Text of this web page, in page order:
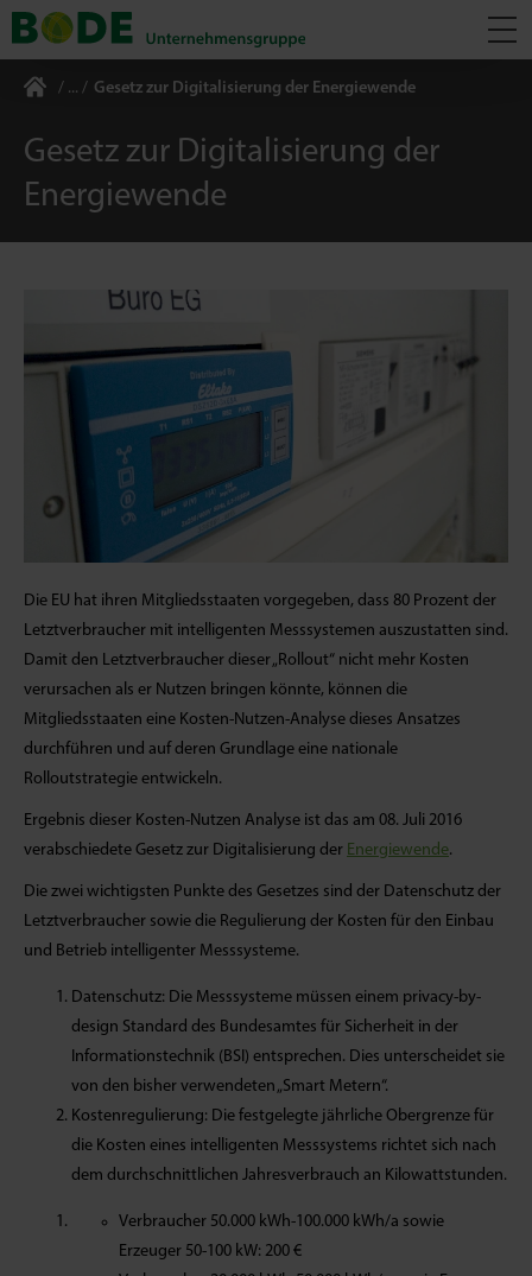
Gesetz zur Digitalisierung der Energiewende
Gesetz zur Digitalisierung der
Energiewende
Die EU hat ihren Mitgliedsstaaten vorgegeben, dass 80 Prozent der
Letztverbraucher mit intelligenten Messsystemen auszustatten sind.
Damit den Letztverbraucher dieser „Rollout“ nicht mehr Kosten
verursachen als er Nutzen bringen könnte, können die
Mitgliedsstaaten eine Kosten-Nutzen-Analyse dieses Ansatzes
durchführen und auf deren Grundlage eine nationale
Rolloutstrategie entwickeln.
Ergebnis dieser Kosten-Nutzen Analyse ist das am 08. Juli 2016
verabschiedete Gesetz zur Digitalisierung der Energiewende.
Die zwei wichtigsten Punkte des Gesetzes sind der Datenschutz der
Letztverbraucher sowie die Regulierung der Kosten für den Einbau
und Betrieb intelligenter Messsysteme.
Datenschutz: Die Messsysteme müssen einem privacy-by-
design Standard des Bundesamtes für Sicherheit in der
Informationstechnik (BSI) entsprechen. Dies unterscheidet sie
von den bisher verwendeten „Smart Metern“.
Kostenregulierung: Die festgelegte jährliche Obergrenze für
die Kosten eines intelligenten Messsystems richtet sich nach
dem durchschnittlichen Jahresverbrauch an Kilowattstunden.
Verbraucher 50.000 kWh-100.000 kWh/a sowie
Erzeuger 50-100 kW: 200 €